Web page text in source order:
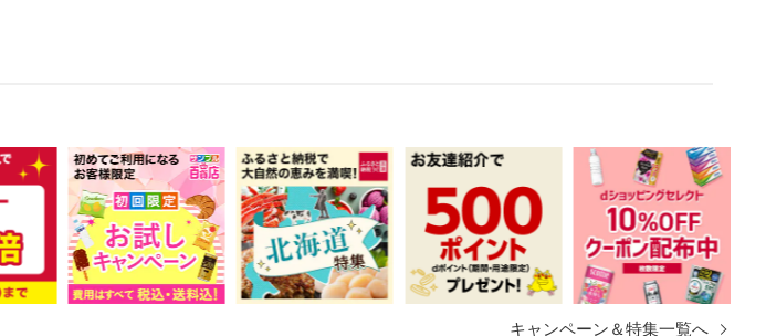
キャンペーン＆特集一覧へ